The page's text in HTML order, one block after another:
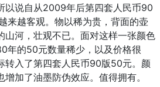
以说自从2009年后第四套人民币90
来越客观。物以稀为贵，背面的壶
山河，壮观不已。面对这样一张颜色
年的50元数量稀少，以及价格很
转入了第四套人民币90版50元。颜
加了油墨防伪效应。值得拥有。